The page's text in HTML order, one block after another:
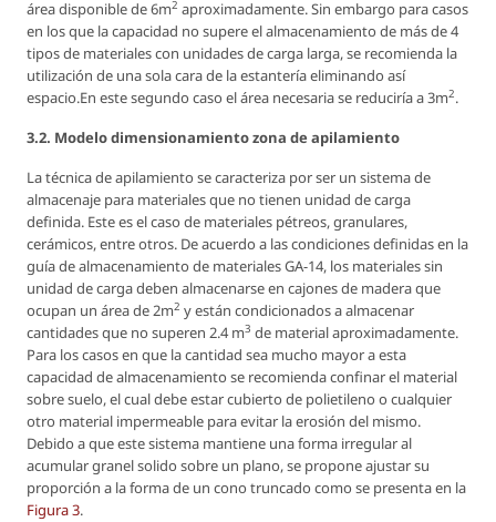
área disponible de 6m2 aproximadamente. Sin embargo para casos
en los que la capacidad no supere el almacenamiento de más de 4
tipos de materiales con unidades de carga larga, se recomienda la
utilización de una sola cara de la estantería eliminando así
espacio.En este segundo caso el área necesaria se reduciría a 3m2.
3.2. Modelo dimensionamiento zona de apilamiento
La técnica de apilamiento se caracteriza por ser un sistema de
almacenaje para materiales que no tienen unidad de carga
definida. Este es el caso de materiales pétreos, granulares,
cerámicos, entre otros. De acuerdo a las condiciones definidas en la
guía de almacenamiento de materiales GA-14, los materiales sin
unidad de carga deben almacenarse en cajones de madera que
ocupan un área de 2m2 y están condicionados a almacenar
cantidades que no superen 2.4 m3 de material aproximadamente.
Para los casos en que la cantidad sea mucho mayor a esta
capacidad de almacenamiento se recomienda confinar el material
sobre suelo, el cual debe estar cubierto de polietileno o cualquier
otro material impermeable para evitar la erosión del mismo.
Debido a que este sistema mantiene una forma irregular al
acumular granel solido sobre un plano, se propone ajustar su
proporción a la forma de un cono truncado como se presenta en la
Figura 3.